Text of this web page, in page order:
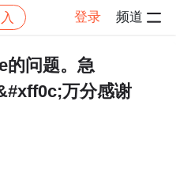
登录 频道
帖子详情
的问题。急
万分感谢